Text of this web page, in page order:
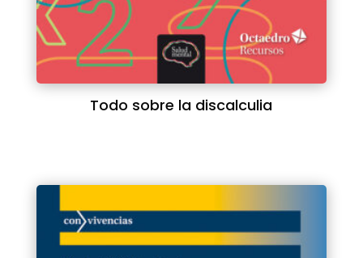
Todo sobre la discalculia